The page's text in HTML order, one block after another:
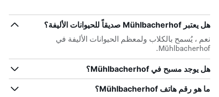
هل يعتبر Mühlbacherhof صديقاً للحيوانات الأليفة؟
نعم ، يُسمح بالكلاب ولمعظم الحيوانات الأليفة في
Mühlbacherhof.
هل يوجد مسبح في Mühlbacherhof؟
ما هو رقم هاتف Mühlbacherhof؟